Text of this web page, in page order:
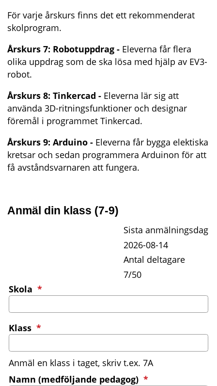
För varje årskurs finns det ett rekommenderat
skolprogram.
Årskurs 7: Robotuppdrag - Eleverna får flera
olika uppdrag som de ska lösa med hjälp av EV3-
robot.
Årskurs 8: Tinkercad - Eleverna lär sig att
använda 3D-ritningsfunktioner och designar
föremål i programmet Tinkercad.
Årskurs 9: Arduino - Eleverna får bygga elektiska
kretsar och sedan programmera Arduinon för att
få avståndsvarnaren att fungera.
Anmäl din klass (7-9)
Sista anmälningsdag
2026-08-14
Antal deltagare
7/50
Skola *(obligatorisk)
Klass *(obligatorisk)
Anmäl en klass i taget, skriv t.ex. 7A
Namn (medföljande pedagog) *(obligatorisk)